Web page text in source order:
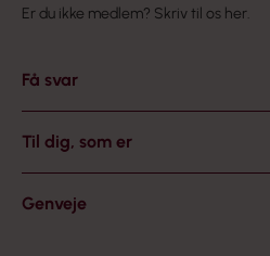
Er du ikke medlem? Skriv til os her.
Få svar
Til dig, som er
Genveje